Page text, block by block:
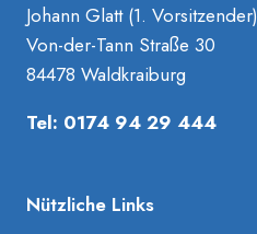
Johann Glatt (1. Vorsitzender)
Von-der-Tann Straße 30
84478 Waldkraiburg
Tel: 0174 94 29 444
Nützliche Links